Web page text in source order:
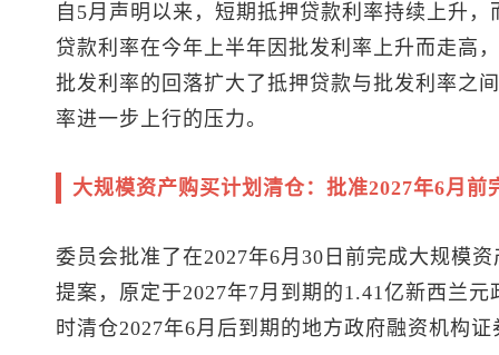
自5月声明以来，短期抵押贷款利率持续上升
贷款利率在今年上半年因批发利率上升而走高
批发利率的回落扩大了抵押贷款与批发利率之
率进一步上行的压力。
大规模资产购买计划清仓：批准2027年6月前
委员会批准了在2027年6月30日前完成大规模
提案，原定于2027年7月到期的1.41亿新西兰
时清仓2027年6月后到期的地方政府融资机构